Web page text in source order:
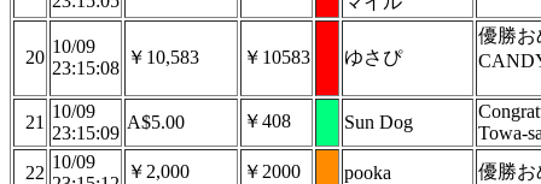
20
10/09
23:15:08
￥10,583 ￥10583 ゆさぴ
優勝お
21
10/09
23:15:09
A$5.00 ￥408 Sun Dog
Towa-
22
10/09
￥2,000 ￥2000 pooka 優勝お